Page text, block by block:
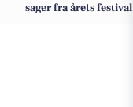
sager fra årets festival